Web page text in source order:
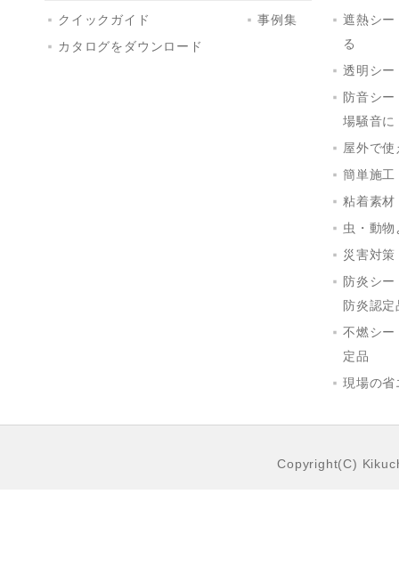
クイックガイド
事例集
カタログをダウンロード
遮熱シ
る
透明シー
防音シ
場騒音に
屋外で
簡単施工
粘着素材
虫・動
災害対
防炎シ
防炎認定
不燃シ
定品
現場の省
Copyright(C)